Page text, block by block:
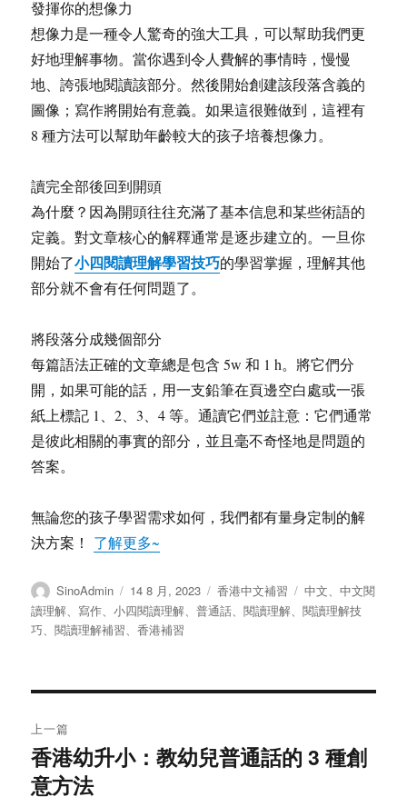
發揮你的想像力
想像力是一種令人驚奇的強大工具，可以幫助我們更
好地理解事物。當你遇到令人費解的事情時，慢慢
地、誇張地閱讀該部分。然後開始創建該段落含義的
圖像；寫作將開始有意義。如果這很難做到，這裡有
8 種方法可以幫助年齡較大的孩子培養想像力。
讀完全部後回到開頭
為什麼？因為開頭往往充滿了基本信息和某些術語的
定義。對文章核心的解釋通常是逐步建立的。一旦你
開始了小四閱讀理解學習技巧的學習掌握，理解其他
部分就不會有任何問題了。
將段落分成幾個部分
每篇語法正確的文章總是包含 5w 和 1 h。將它們分
開，如果可能的話，用一支鉛筆在頁邊空白處或一張
紙上標記 1、2、3、4 等。通讀它們並註意：它們通常
是彼此相關的事實的部分，並且毫不奇怪地是問題的
答案。
無論您的孩子學習需求如何，我們都有量身定制的解
決方案！ 了解更多~
作
者
SinoAdmin
发
布
于
14 8 月, 2023
分
类
香港中文補習
标
签
中文、中文閱
讀理解、 寫作、小四閱讀理解、普通話、閱讀理解、閱讀理解技
巧、閱讀理解補習、香港補習
章
导
上一篇
上
篇
香港幼升小：教幼兒普通話的 3 種創
意方法